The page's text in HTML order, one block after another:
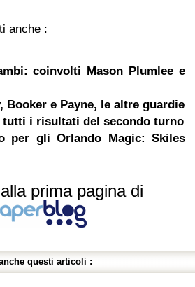
anche :
coinvolti Mason Plumlee e
Booker e Payne, le altre guardie
tutti i risultati del secondo turno
per gli Orlando Magic: Skiles
prima pagina di
questi articoli :